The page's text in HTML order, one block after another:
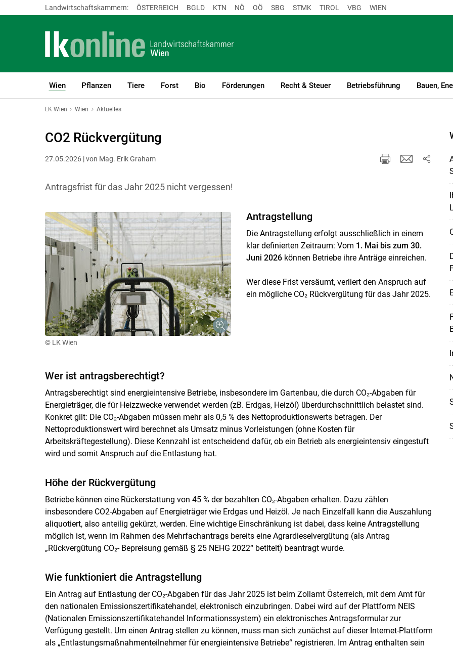
Skip to main content
Landwirtschaftskammern: ÖSTERREICH BGLD KTN NÖ OÖ SBG STMK TIROL VBG WIEN
Wien
(current)1
Pflanzen Tiere Forst Bio Förderungen Recht & Steuer Betriebsführung Bauen,
LK Wien Wien Aktuelles
CO2 Rückvergütung
27.05.2026 | von Mag. Erik Graham
Antragsfrist für das Jahr 2025 nicht vergessen!
© LK Wien
Antragstellung
Die Antragstellung erfolgt ausschließlich in einem
klar definierten Zeitraum: Vom 1. Mai bis zum 30.
Juni 2026können Betriebe ihre Anträge einreichen.
Wer diese Frist versäumt, verliert den Anspruch auf
ein mögliche CO₂ Rückvergütung für das Jahr 2025.
Wer ist antragsberechtigt?
Antragsberechtigt sind energieintensive Betriebe, insbesondere im Gartenbau, die durch CO₂-Abgaben für
Energieträger, die für Heizzwecke verwendet werden (zB. Erdgas, Heizöl) überdurchschnittlich belastet sind.
Konkret gilt: Die CO₂-Abgaben müssen mehr als 0,5 % des Nettoproduktionswerts betragen. Der
Nettoproduktionswert wird berechnet als Umsatz minus Vorleistungen (ohne Kosten für
Arbeitskräftegestellung). Diese Kennzahl ist entscheidend dafür, ob ein Betrieb als energieintensiv eingestuft
wird und somit Anspruch auf die Entlastung hat.
Höhe der Rückvergütung
Betriebe können eine Rückerstattung von 45 % der bezahlten CO₂-Abgaben erhalten. Dazu zählen
insbesondere CO2-Abgaben auf Energieträger wie Erdgas und Heizöl. Je nach Einzelfall kann die Auszahlung
aliquotiert, also anteilig gekürzt, werden. Eine wichtige Einschränkung ist dabei, dass keine Antragstellung
möglich ist, wenn im Rahmen des Mehrfachantrags bereits eine Agrardieselvergütung (als Antrag
„Rückvergütung CO₂- Bepreisung gemäß § 25 NEHG 2022“ betitelt) beantragt wurde.
Wie funktioniert die Antragstellung
Ein Antrag auf Entlastung der CO₂-Abgaben für das Jahr 2025 ist beim Zollamt Österreich, mit dem Amt für
den nationalen Emissionszertifikatehandel, elektronisch einzubringen. Dabei wird auf der Plattform NEIS
(Nationalen Emissionszertifikatehandel Informationssystem) ein elektronisches Antragsformular zur
Verfügung gestellt. Um einen Antrag stellen zu können, muss man sich zunächst auf dieser Internet-Plattform
als „Entlastungsmaßnahmenteilnehmer für energieintensive Betriebe“ registrieren. Im Antrag enthalten sein